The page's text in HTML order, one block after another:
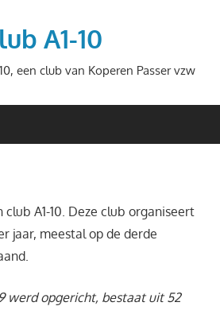
A1-10
een club van Koperen Passer vzw
club A1-10. Deze club organiseert
jaar, meestal op de derde
werd opgericht, bestaat uit 52